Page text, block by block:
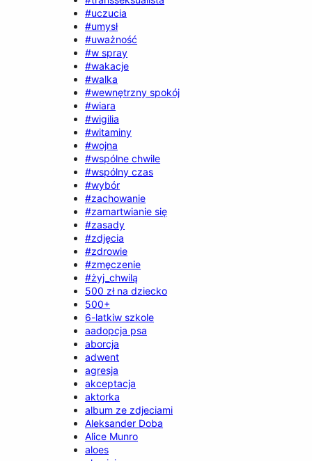
#uczucia
#umysł
#uważność
#w spray
#wakacje
#walka
#wewnętrzny spokój
#wiara
#wigilia
#witaminy
#wojna
#wspólne chwile
#wspólny czas
#wybór
#zachowanie
#zamartwianie się
#zasady
#zdjęcia
#zdrowie
#zmęczenie
#żyj_chwilą
500 zł na dziecko
500+
6-latkiw szkole
aadopcja psa
aborcja
adwent
agresja
akceptacja
aktorka
album ze zdjeciami
Aleksander Doba
Alice Munro
aloes